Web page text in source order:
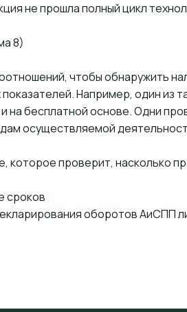
не прошла полный цикл
8)
чтобы обнаружить
Например, один
на бесплатной основе. Одни
осуществляемой
проверит, насколько
сроков
оборотов